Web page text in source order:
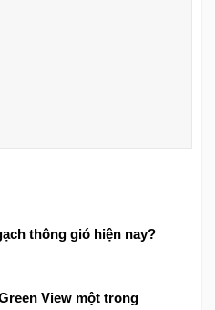
thông gió hiện nay?
View một trong